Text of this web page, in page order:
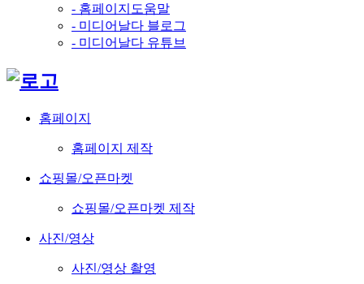
- 홈페이지도움말
- 미디어날다 블로그
- 미디어날다 유튜브
홈페이지
홈페이지 제작
쇼핑몰/오픈마켓
쇼핑몰/오픈마켓 제작
사진/영상
사진/영상 촬영